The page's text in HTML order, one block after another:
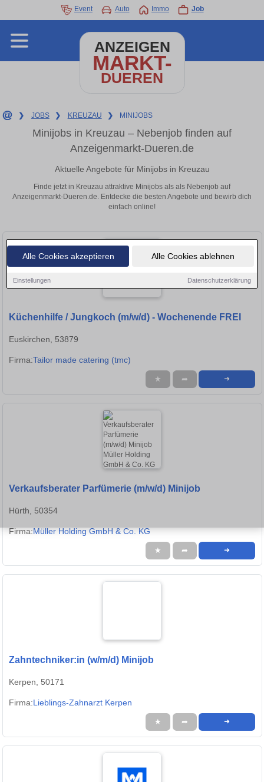
Alle Cookies akzeptieren Alle Cookies ablehnen
Einstellungen Datenschutzerklärung
Event Auto Immo Job
ANZEIGEN
MARKT-
DUEREN
❯ JOBS ❯ KREUZAU ❯ MINIJOBS
Minijobs in Kreuzau – Nebenjob finden auf
Anzeigenmarkt-Dueren.de
Aktuelle Angebote für Minijobs in Kreuzau
Finde jetzt in Kreuzau attraktive Minijobs als als Nebenjob auf
Anzeigenmarkt-Dueren.de. Entdecke die besten Angebote und bewirb dich
einfach online!
Küchenhilfe / Jungkoch (m/w/d) - Wochenende FREI
Euskirchen, 53879
Firma:Tailor made catering (tmc)
★ ➦ ➜
Verkaufsberater Parfümerie (m/w/d) Minijob
Hürth, 50354
Firma:Müller Holding GmbH & Co. KG
★ ➦ ➜
Zahntechniker:in (w/m/d) Minijob
Kerpen, 50171
Firma:Lieblings-Zahnarzt Kerpen
★ ➦ ➜